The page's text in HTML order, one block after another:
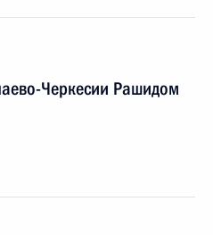
Черкесии Рашидом